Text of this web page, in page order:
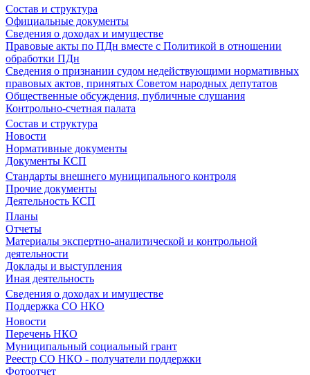
Состав и структура
Официальные документы
Сведения о доходах и имуществе
Правовые акты по ПДн вместе с Политикой в отношении
обработки ПДн
Сведения о признании судом недействующими нормативных
правовых актов, принятых Советом народных депутатов
Общественные обсуждения, публичные слушания
Контрольно-счетная палата
Состав и структура
Новости
Нормативные документы
Документы КСП
Стандарты внешнего муниципального контроля
Прочие документы
Деятельность КСП
Планы
Отчеты
Материалы экспертно-аналитической и контрольной
деятельности
Доклады и выступления
Иная деятельность
Сведения о доходах и имуществе
Поддержка СО НКО
Новости
Перечень НКО
Муниципальный социальный грант
Реестр СО НКО - получатели поддержки
Фотоотчет